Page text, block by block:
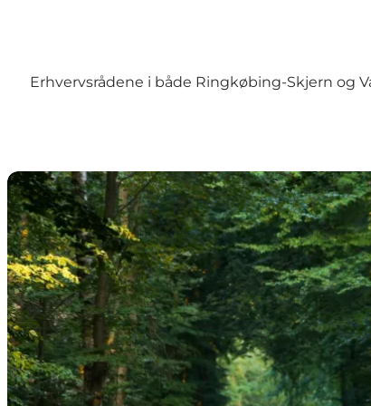
Erhvervsrådene i både Ringkøbing-Skjern
Ringkøbing Skjern Erhvervsråd